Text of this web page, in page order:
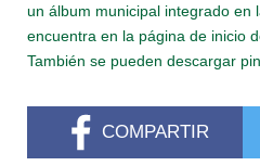
un álbum municipal integrado en
encuentra en la página de inicio
También se pueden descargar
COMPARTIR